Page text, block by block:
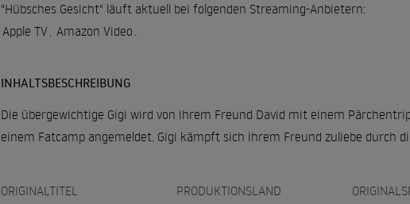
"Hübsches Gesicht" läuft aktuell bei folgenden Streaming-Anbietern:
Apple TV, Amazon Video .
INHALTSBESCHREIBUNG
Die übergewichtige Gigi wird von ihrem Freund David mit einem
einem Fatcamp angemeldet. Gigi kämpft sich ihrem Freund zuliebe durch
ORIGINALTITEL PRODUKTIONSLAND